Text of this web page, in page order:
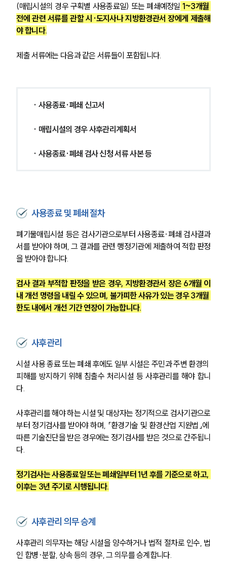
(매립시설의 경우 구획별 사용종료일) 또는 폐쇄예정일 1~3개월
전에 관련 서류를 관할 시·도지사나 지방환경관서 장에게 제출해
야 합니다.
제출 서류에는 다음과 같은 서류들이 포함됩니다.
· 사용종료·폐쇄 신고서
· 매립시설의 경우 사후관리계획서
· 사용종료·폐쇄 검사 신청 서류 사본 등
사용종료 및 폐쇄 절차
폐기물매립시설 등은 검사기관으로부터 사용종료·폐쇄 검사결과
서를 받아야 하며, 그 결과를 관련 행정기관에 제출하여 적합 판정
을 받아야 합니다.
검사 결과 부적합 판정을 받은 경우, 지방환경관서 장은 6개월 이
내 개선 명령을 내릴 수 있으며, 불가피한 사유가 있는 경우 3개월
한도 내에서 개선 기간 연장이 가능합니다.
사후관리
시설 사용 종료 또는 폐쇄 후에도 일부 시설은 주민과 주변 환경의
피해를 방지하기 위해 침출수 처리시설 등 사후관리를 해야 합니
다.
사후관리를 해야 하는 시설 및 대상자는 정기적으로 검사기관으로
부터 정기검사를 받아야 하며, 「환경기술 및 환경산업 지원법」에
따른 기술진단을 받은 경우에는 정기검사를 받은 것으로 간주됩니
다.
정기검사는 사용종료일 또는 폐쇄일부터 1년 후를 기준으로 하고,
이후는 3년 주기로 시행됩니다.
사후관리 의무 승계
사후관리 의무자는 해당 시설을 양수하거나 법적 절차로 인수, 법
인 합병·분할, 상속 등의 경우, 그 의무를 승계합니다.